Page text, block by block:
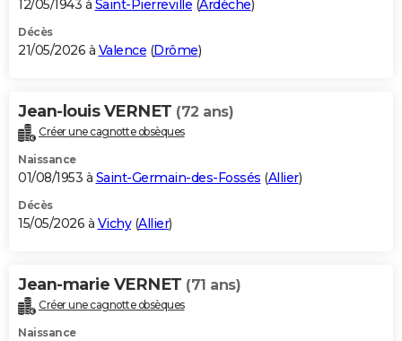
12/05/1943 à Saint-Pierreville (Ardèche)
Décès
21/05/2026 à Valence (Drôme)
Jean-louis VERNET (72 ans)
Créer une cagnotte obsèques
Naissance
01/08/1953 à Saint-Germain-des-Fossés (Allier)
Décès
15/05/2026 à Vichy(Allier)
Jean-marie VERNET (71 ans)
Créer une cagnotte obsèques
Naissance